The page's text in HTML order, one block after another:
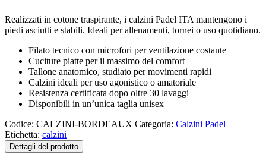
quantità
Realizzati in cotone traspirante, i calzini Padel ITA mantengono i
piedi asciutti e stabili. Ideali per allenamenti, tornei o uso quotidiano.
Filato tecnico con microfori per ventilazione costante
Cuciture piatte per il massimo del comfort
Tallone anatomico, studiato per movimenti rapidi
Calzini ideali per uso agonistico o amatoriale
Resistenza certificata dopo oltre 30 lavaggi
Disponibili in un’unica taglia unisex
Codice: CALZINI-BORDEAUX Categoria: Calzini Padel
Etichetta: calzini
Dettagli del prodotto